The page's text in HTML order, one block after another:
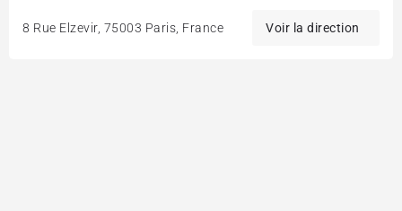
8 Rue Elzevir, 75003 Paris, France